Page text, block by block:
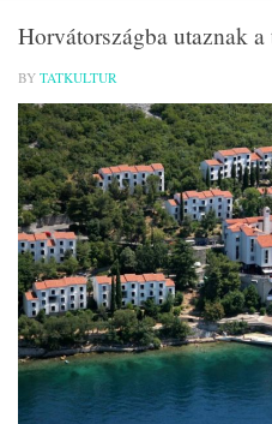
Horvátországba utaznak
BY TATKULTUR